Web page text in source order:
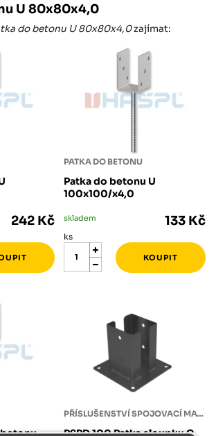
U 80x80x4,0
do betonu U 80x80x4,0zajímat:
242 Kč
PATKA DO BETONU
Patka do betonu U
100x100/x4,0
skladem 133 Kč
ks
PŘÍSLUŠENSTVÍ SPOJOVACÍ MATERIÁL
PSPD 100 Patka sloupku C